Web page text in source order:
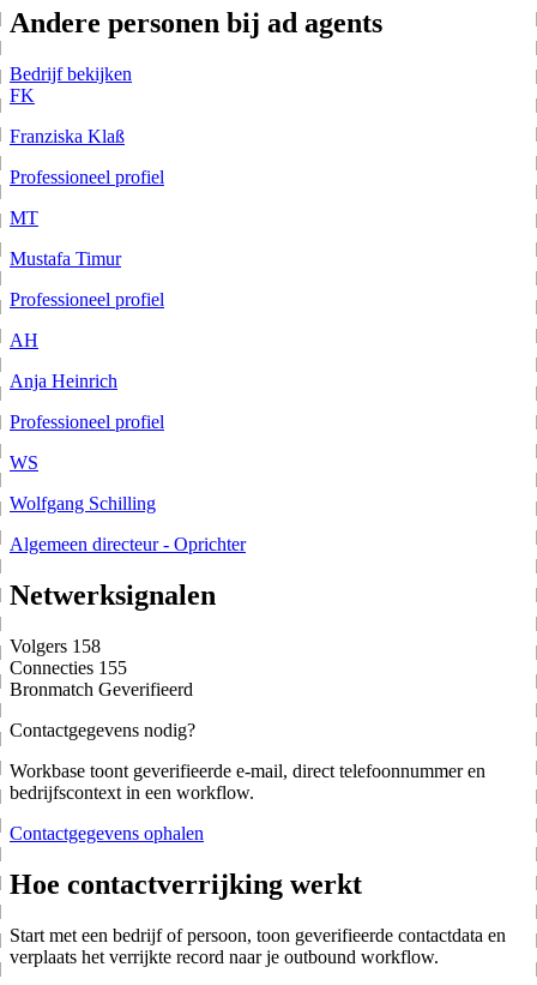
Andere personen bij ad agents
Bedrijf bekijken
FK
Franziska Klaß
Professioneel profiel
MT
Mustafa Timur
Professioneel profiel
AH
Anja Heinrich
Professioneel profiel
WS
Wolfgang Schilling
Algemeen directeur - Oprichter
Netwerksignalen
Volgers 158
Connecties 155
Bronmatch Geverifieerd
Contactgegevens nodig?
Workbase toont geverifieerde e-mail, direct telefoonnummer en
bedrijfscontext in een workflow.
Contactgegevens ophalen
Hoe contactverrijking werkt
Start met een bedrijf of persoon, toon geverifieerde contactdata en
verplaats het verrijkte record naar je outbound workflow.